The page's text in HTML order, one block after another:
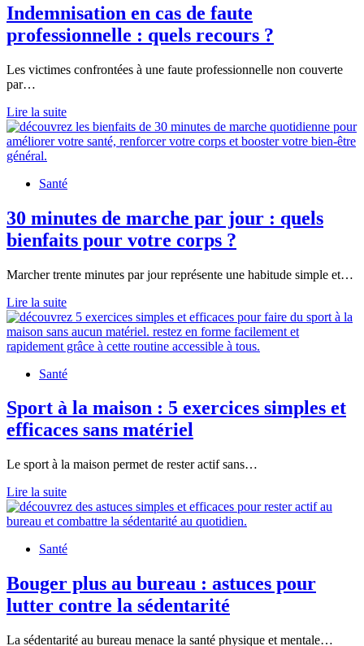
et
vibrations,
ce
ça
Indemnisation en cas de faute
professionnelle : quels recours ?
Les victimes confrontées à une faute professionnelle non couverte
par…
Lire la suiteIndemnisation
en
cas
professionnelle
quels
recours
?
Santé
30 minutes de marche par jour : quels
bienfaits pour votre corps ?
Marcher trente minutes par jour représente une habitude simple et…
Lire la suite30
minutes
de
marche
jour
quels
bienfaits
pour
corps
Santé
Sport à la maison : 5 exercices simples et
efficaces sans matériel
Le sport à la maison permet de rester actif sans…
Lire la suiteSport
à
la
:
exercices
simples
et
sans
Santé
Bouger plus au bureau : astuces pour
lutter contre la sédentarité
La sédentarité au bureau menace la santé physique et mentale…